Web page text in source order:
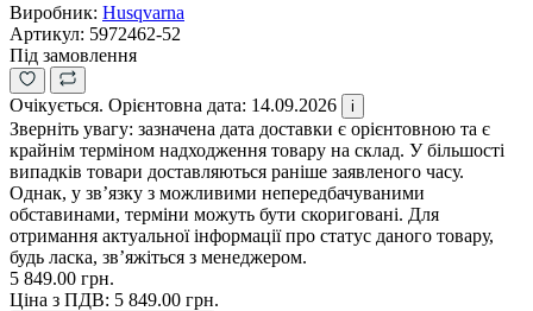
Виробник: Husqvarna
Артикул: 5972462-52
Під замовлення
Очікується. Орієнтовна дата: 14.09.2026 i
Зверніть увагу: зазначена дата доставки є орієнтовною та є
крайнім терміном надходження товару на склад. У більшості
випадків товари доставляються раніше заявленого часу.
Однак, у зв’язку з можливими непередбачуваними
обставинами, терміни можуть бути скориговані. Для
отримання актуальної інформації про статус даного товару,
будь ласка, зв’яжіться з менеджером.
5 849.00 грн.
Ціна з ПДВ: 5 849.00 грн.